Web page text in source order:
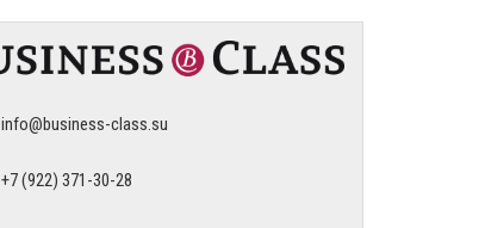
info@business-class.su
+7 (922) 371-30-28